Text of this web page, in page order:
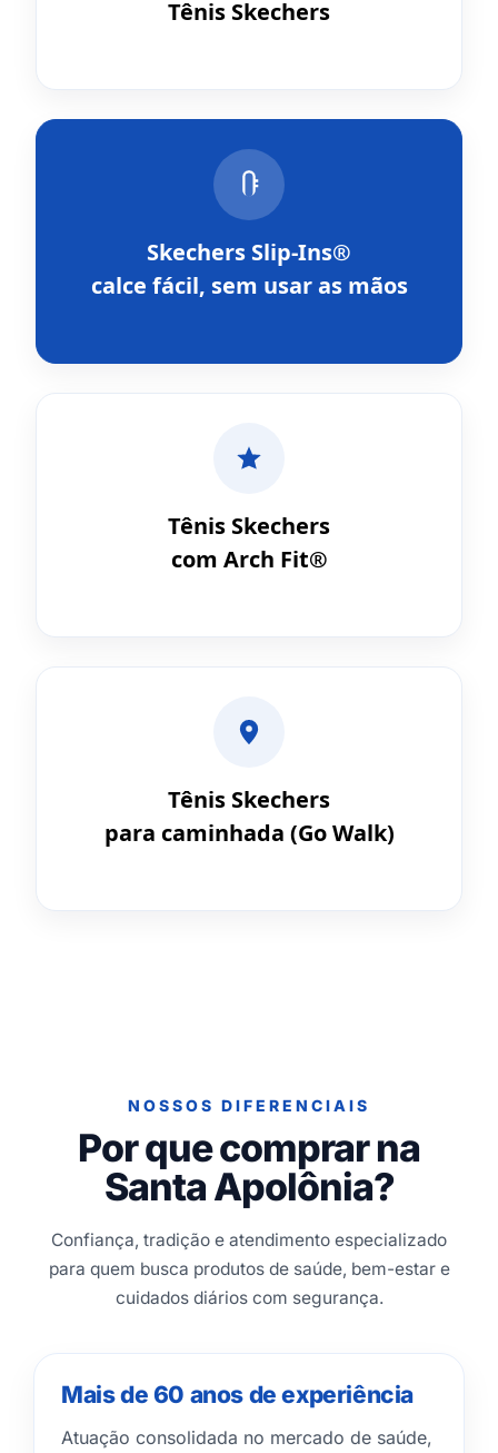
Tênis Skechers
Skechers Slip-Ins®
calce fácil, sem usar as mãos
Tênis Skechers
com Arch Fit®
Tênis Skechers
para caminhada (Go Walk)
NOSSOS DIFERENCIAIS
Por que comprar na
Santa Apolônia?
Confiança, tradição e atendimento especializado
para quem busca produtos de saúde, bem-estar e
cuidados diários com segurança.
Mais de 60 anos de experiência
Atuação consolidada no mercado de saúde,